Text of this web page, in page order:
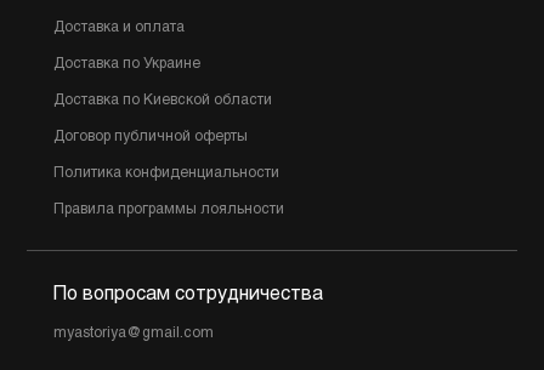
Доставка и оплата
Доставка по Украине
Доставка по Киевской области
Договор публичной оферты
Политика конфиденциальности
Правила программы лояльности
По вопросам сотрудничества
myastoriya@gmail.com